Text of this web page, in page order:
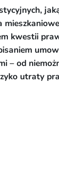
kwestii
– od
utraty